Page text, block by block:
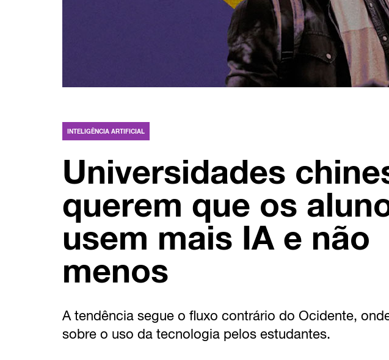
INTELIGÊNCIA ARTIFICIAL
Universidades
querem que os
usem mais IA e não
menos
A tendência segue o fluxo contrário do Ocidente,
sobre o uso da tecnologia pelos estudantes.